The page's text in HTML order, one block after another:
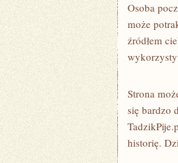
Osoba
może
źródłem
Strona
się bardzo
historię.